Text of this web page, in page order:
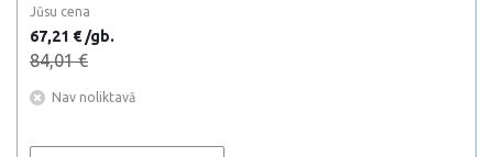
Jūsu cena
67,21 € /gb.
84,01 €
Nav noliktavā